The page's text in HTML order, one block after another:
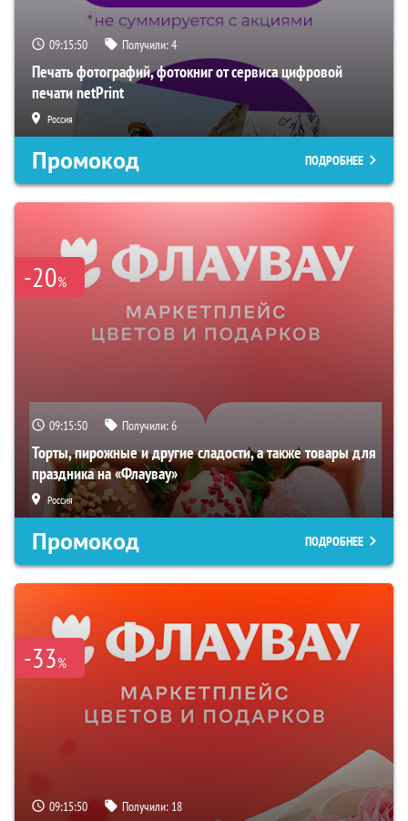
09:15:49 Получили:4
Печать фотографий, фотокниг от сервиса цифровой
печати netPrint
Россия
Промокод ПОДРОБНЕЕ
-20%
09:15:49 Получили:6
Торты, пирожные и другие сладости, а также товары для
праздника на «Флаувау»
Россия
Промокод ПОДРОБНЕЕ
-33%
09:15:49 Получили: 18